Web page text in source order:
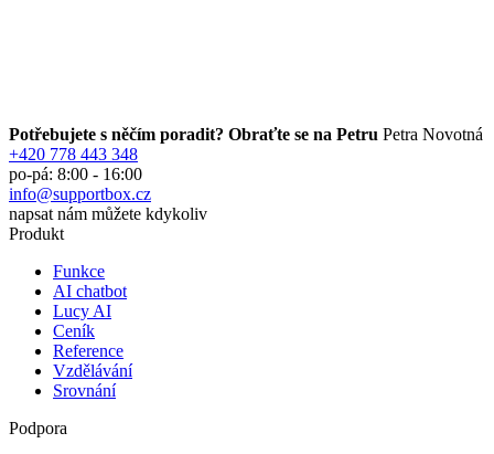
Potřebujete s něčím poradit? Obraťte se na Petru Petra Novotná
+420 778 443 348
po-pá: 8:00 - 16:00
info@supportbox.cz
napsat nám můžete kdykoliv
Produkt
Funkce
AI chatbot
Lucy AI
Ceník
Reference
Vzdělávání
Srovnání
Podpora